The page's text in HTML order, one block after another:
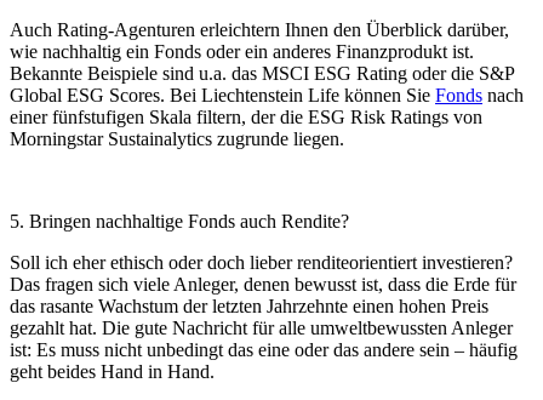
Auch Rating-Agenturen erleichtern Ihnen den Überblick darüber,
wie nachhaltig ein Fonds oder ein anderes Finanzprodukt ist.
Bekannte Beispiele sind u.a. das MSCI ESG Rating oder die S&P
Global ESG Scores. Bei Liechtenstein Life können Sie Fonds nach
einer fünfstufigen Skala filtern, der die ESG Risk Ratings von
Morningstar Sustainalytics zugrunde liegen.
5. Bringen nachhaltige Fonds auch Rendite?
Soll ich eher ethisch oder doch lieber renditeorientiert investieren?
Das fragen sich viele Anleger, denen bewusst ist, dass die Erde für
das rasante Wachstum der letzten Jahrzehnte einen hohen Preis
gezahlt hat. Die gute Nachricht für alle umweltbewussten Anleger
ist: Es muss nicht unbedingt das eine oder das andere sein – häufig
geht beides Hand in Hand.